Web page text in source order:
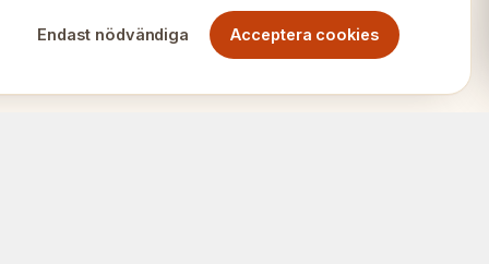
Endast nödvändiga Acceptera cookies